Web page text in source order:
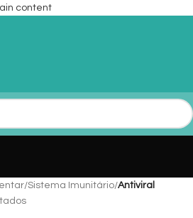
content
/Sistema Imunitário/Antiviral